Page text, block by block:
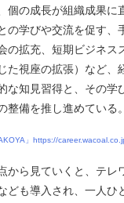
個の成長が組織成果に
の学びや交流を促す、
の拡充、短期ビジネス
た視座の拡張）など、
な知見習得と、その学
整備を推し進めている。
」https://
から見ていくと、テレ
ども導入され、一人ひ